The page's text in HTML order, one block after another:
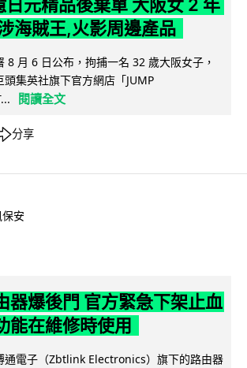
元精品後棄單 大阪女 2 年
海賊王,火影周邊產品
8 月 6 日公布，拘捕一名 32 歲大阪女子，
集英社旗下官方網店「JUMP
閱讀全文
分享
安
器爆後門 官方緊急下架止血
能在維修時使用
通電子（Zbtlink Electronics）旗下的路由器